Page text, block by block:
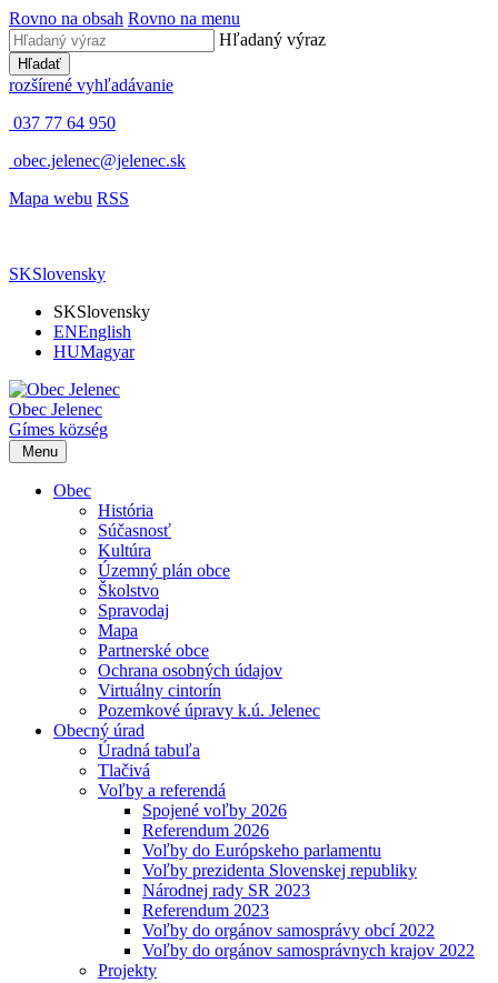
Rovno na obsah Rovno na menu
Hľadaný výraz
Hľadať
rozšírené vyhľadávanie
037 77 64 950
obec.jelenec@jelenec.sk
Mapa webu RSS
SKSlovensky
SKSlovensky
ENEnglish
HUMagyar
Obec Jelenec
Gímes község
Menu
Obec
História
Súčasnosť
Kultúra
Územný plán obce
Školstvo
Spravodaj
Mapa
Partnerské obce
Ochrana osobných údajov
Virtuálny cintorín
Pozemkové úpravy k.ú. Jelenec
Obecný úrad
Úradná tabuľa
Tlačivá
Voľby a referendá
Spojené voľby 2026
Referendum 2026
Voľby do Európskeho parlamentu
Voľby prezidenta Slovenskej republiky
Národnej rady SR 2023
Referendum 2023
Voľby do orgánov samosprávy obcí 2022
Voľby do orgánov samosprávnych krajov 2022
Projekty